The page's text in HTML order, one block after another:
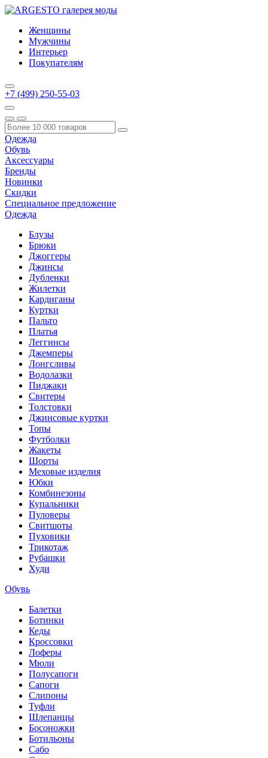
Женщины
Мужчины
Интерьер
Покупателям
+7 (499) 250-55-03
Одежда
Обувь
Аксессуары
Бренды
Новинки
Скидки
Специальное предложение
Одежда
Блузы
Брюки
Джоггеры
Джинсы
Дубленки
Жилетки
Кардиганы
Куртки
Пальто
Платья
Леггинсы
Джемперы
Лонгсливы
Водолазки
Пиджаки
Свитеры
Толстовки
Джинсовые куртки
Топы
Футболки
Жакеты
Шорты
Меховые изделия
Юбки
Комбинезоны
Купальники
Пуловеры
Свитшоты
Пуховики
Трикотаж
Рубашки
Худи
Обувь
Балетки
Ботинки
Кеды
Кроссовки
Лоферы
Мюли
Полусапоги
Сапоги
Слипоны
Туфли
Шлепанцы
Босоножки
Ботильоны
Сабо